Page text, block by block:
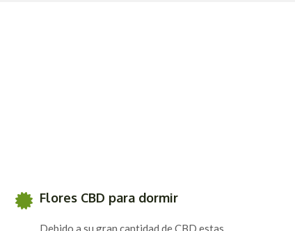
Flores CBD para dormir
Debido a su gran cantidad de CBD estas